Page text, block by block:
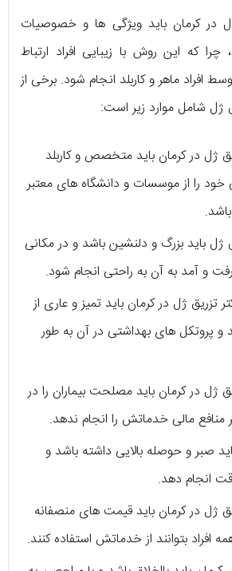
در کرمان باید ویژگی ها و خصوصیات
که این روش با زیبایی افراد ارتباط
افراد ماهر و کاربلد انجام شود. برخی از
ژل شامل موارد زیر است:
ژل در کرمان باید متخصص و کاربلد
را از موسسات و دانشگاه های معتبر
باید بزرگ و دلنشین باشد و در مکانی
رفت و آمد به آن به راحتی انجام شود.
تزریق ژل در کرمان باید تمیز و عاری از
و پروتکل های بهداشتی در آن به طور
ژل در کرمان باید مصلحت بیماران را در
منافع مالی خدماتش را انجام ندهد.
صبر و حوصله بالایی داشته باشد و
انجام دهد.
ژل در کرمان باید قیمت های منصفانه
افراد بتوانند از خدماتش استفاده کنند.